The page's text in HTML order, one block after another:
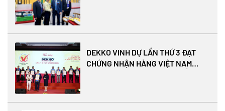
DEKKO VINH DỰ LẦN THỨ 3 ĐẠT
CHỨNG NHẬN HÀNG VIỆT NAM